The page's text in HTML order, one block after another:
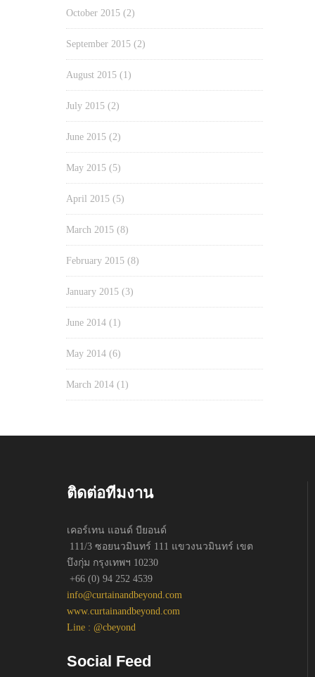
October 2015 (2)
September 2015 (2)
August 2015 (1)
July 2015 (2)
June 2015 (2)
May 2015 (5)
April 2015 (5)
March 2015 (8)
February 2015 (8)
January 2015 (3)
June 2014 (1)
May 2014 (6)
March 2014 (1)
ติดต่อทีมงาน
เคอร์เทน แอนด์ บียอนด์
111/3 ซอยนวมินทร์ 111 แขวงนวมินทร์ เขต
บึงกุ่ม กรุงเทพฯ 10230
+66 (0) 94 252 4539
info@curtainandbeyond.com
www.curtainandbeyond.com
Line : @cbeyond
Social Feed